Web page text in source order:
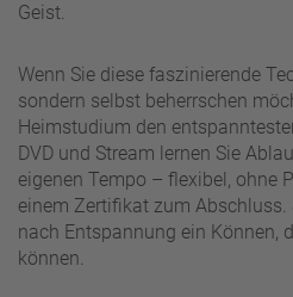
Geist.
Wenn Sie diese faszinierende
sondern selbst beherrschen
Heimstudium den
DVD und Stream lernen Sie
eigenen Tempo – flexibel, ohne
einem Zertifikat zum
nach Entspannung ein Können,
können.